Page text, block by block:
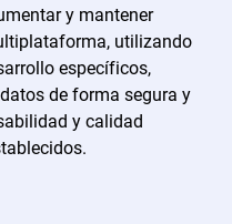
y mantener
utilizando
específicos,
de forma segura y
y calidad